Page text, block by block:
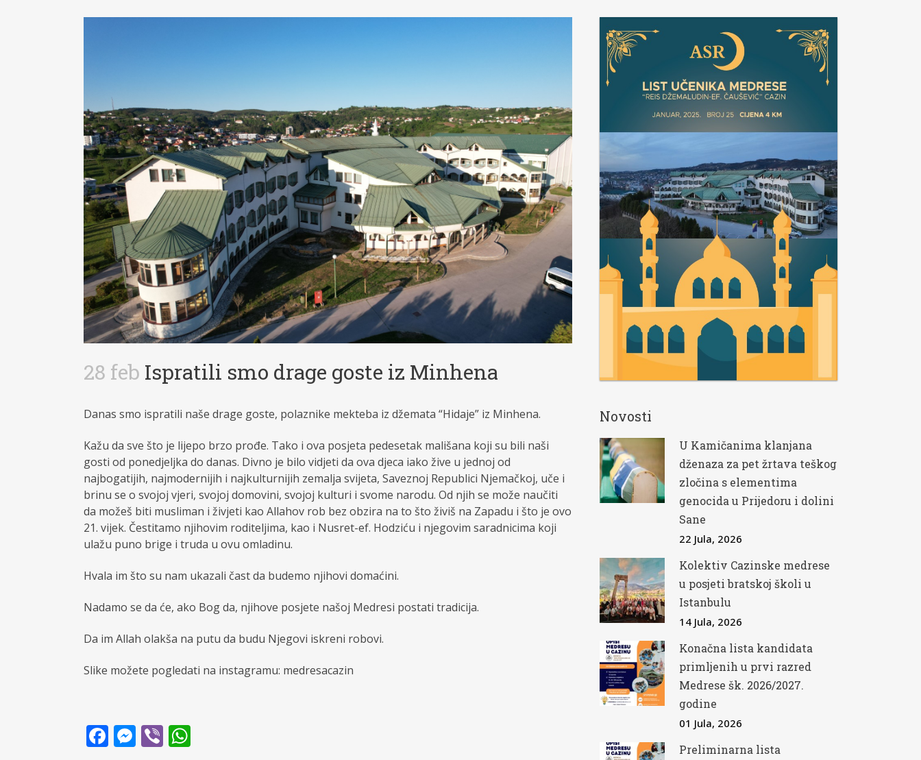
28 feb Ispratili smo drage goste iz Minhena
Danas smo ispratili naše drage goste, polaznike mekteba iz džemata “Hidaje” iz Minhena.
Kažu da sve što je lijepo brzo prođe. Tako i ova posjeta pedesetak mališana koji su bili naši
gosti od ponedjeljka do danas. Divno je bilo vidjeti da ova djeca iako žive u jednoj od
najbogatijih, najmodernijih i najkulturnijih zemalja svijeta, Saveznoj Republici Njemačkoj, uče i
brinu se o svojoj vjeri, svojoj domovini, svojoj kulturi i svome narodu. Od njih se može naučiti
da možeš biti musliman i živjeti kao Allahov rob bez obzira na to što živiš na Zapadu i što je ovo
21. vijek. Čestitamo njihovim roditeljima, kao i Nusret-ef. Hodziću i njegovim saradnicima koji
ulažu puno brige i truda u ovu omladinu.
Hvala im što su nam ukazali čast da budemo njihovi domaćini.
Nadamo se da će, ako Bog da, njihove posjete našoj Medresi postati tradicija.
Da im Allah olakša na putu da budu Njegovi iskreni robovi.
Slike možete pogledati na instagramu: medresacazin
Facebook
Messenger
Viber
Novosti
U Kamičanima klanjana
dženaza za pet žrtava teškog
zločina s elementima
genocida u Prijedoru i dolini
Sane
22 Jula, 2026
Kolektiv Cazinske medrese
u posjeti bratskoj školi u
Istanbulu
14 Jula, 2026
Konačna lista kandidata
primljenih u prvi razred
Medrese šk. 2026/2027.
godine
01 Jula, 2026
Preliminarna lista